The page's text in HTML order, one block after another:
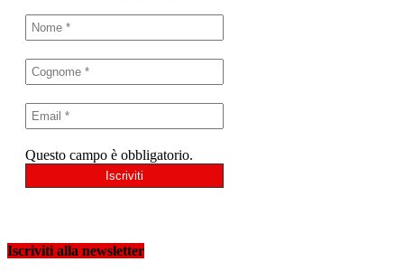
Questo campo è obbligatorio.
Iscriviti alla newsletter